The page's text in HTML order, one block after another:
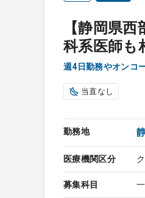
【静岡県
科系医師も
週4日勤務やオンコ
当直なし
勤務地
医療機関区分
募集科目